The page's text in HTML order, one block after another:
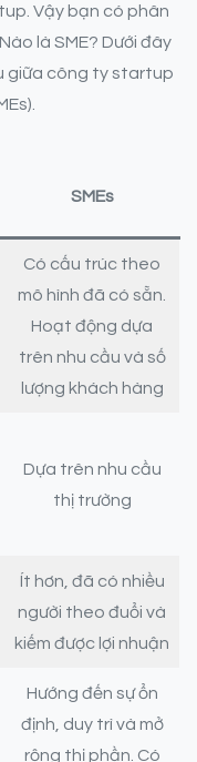
Vậy bạn có phân
là SME? Dưới đây
giữa công ty startup
SMEs
Có cấu trúc theo
mô hình đã có sẵn.
Hoạt động dựa
trên nhu cầu và số
lượng khách hàng
Dựa trên nhu cầu
thị trường
Ít hơn, đã có nhiều
người theo đuổi và
kiếm được lợi nhuận
Hướng đến sự ổn
định, duy trì và mở
rộng thị phần. Có